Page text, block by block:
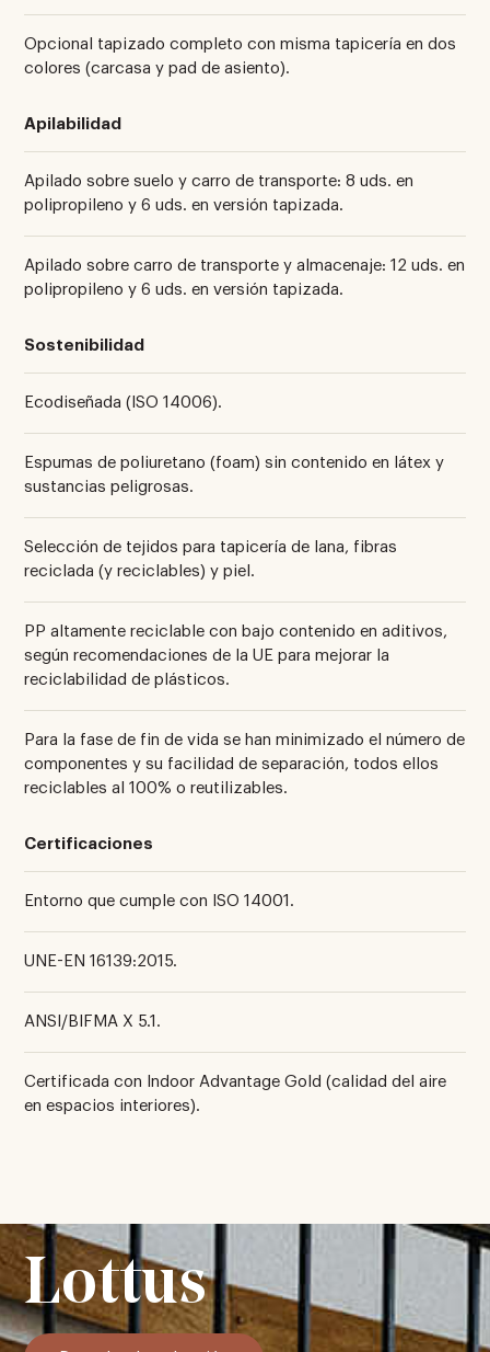
Opcional tapizado completo con misma tapicería en dos
colores (carcasa y pad de asiento).
Apilabilidad
Apilado sobre suelo y carro de transporte: 8 uds. en
polipropileno y 6 uds. en versión tapizada.
Apilado sobre carro de transporte y almacenaje: 12 uds. en
polipropileno y 6 uds. en versión tapizada.
Sostenibilidad
Ecodiseñada (ISO 14006).
Espumas de poliuretano (foam) sin contenido en látex y
sustancias peligrosas.
Selección de tejidos para tapicería de lana, fibras
reciclada (y reciclables) y piel.
PP altamente reciclable con bajo contenido en aditivos,
según recomendaciones de la UE para mejorar la
reciclabilidad de plásticos.
Para la fase de fin de vida se han minimizado el número de
componentes y su facilidad de separación, todos ellos
reciclables al 100% o reutilizables.
Certificaciones
Entorno que cumple con ISO 14001.
UNE-EN 16139:2015.
ANSI/BIFMA X 5.1.
Certificada con Indoor Advantage Gold (calidad del aire
en espacios interiores).
Lottus